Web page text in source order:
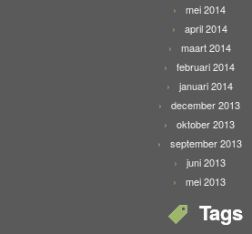
mei 2014
april 2014
maart 2014
februari 2014
januari 2014
december 2013
oktober 2013
september 2013
juni 2013
mei 2013
Tags